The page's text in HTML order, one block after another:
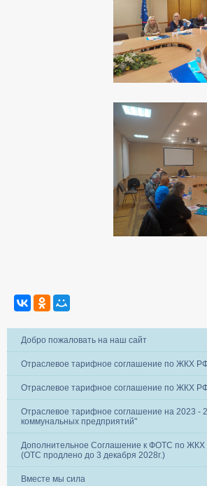
Добро пожаловать на наш сайт
Отраслевое тарифное соглашение по ЖКХ
Отраслевое тарифное соглашение по ЖКХ
Отраслевое тарифное соглашение на 2023 -
коммунальных предприятий"
Дополнительное Соглашение к ФОТС по ЖКХ
(ОТС продлено до 3 декабря 2028г.)
Вместе мы сила